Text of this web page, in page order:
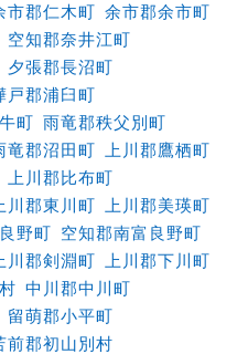
市郡仁木町 余市郡余市町
空知郡奈井江町
夕張郡長沼町
戸郡浦臼町
町 雨竜郡秩父別町
竜郡沼田町
上川郡鷹栖町
上川郡比布町
川郡東川町
上川郡美瑛町
野町 空知郡南富良野町
川郡剣淵町
上川郡下川町
中川郡中川町
留萌郡小平町
前郡初山別村